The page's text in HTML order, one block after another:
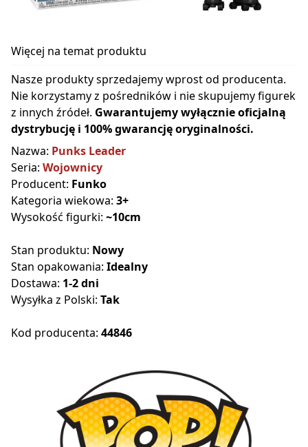
Więcej na temat produktu
Nasze produkty sprzedajemy wprost od producenta.
Nie korzystamy z pośredników i nie skupujemy figurek
z innych źródeł. Gwarantujemy wyłącznie oficjalną
dystrybucję i 100% gwarancję oryginalności.
Nazwa: Punks Leader
Seria: Wojownicy
Producent: Funko
Kategoria wiekowa: 3+
Wysokość figurki: ~10cm
Stan produktu: Nowy
Stan opakowania: Idealny
Dostawa: 1-2 dni
Wysyłka z Polski: Tak
Kod producenta: 44846